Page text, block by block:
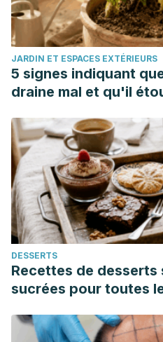
ético.Paidós, Buenos Aires.
González Menéndez,
Psicoanálisis: un más allá
Recuperado em 12 de maio
http://pepsic.bvsalud.org/
script=sci_arttext&pid=S2072-
JARDIN ET ESPACES EXTÉRIEURS
5 signes indiquant
draine mal et qu'il
DESSERTS
Recettes de
sucrées pour toutes